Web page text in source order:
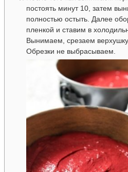
постоять минут 10, затем
полностью остыть. Далее
пленкой и ставим в
Вынимаем, срезаем
Обрезки не выбрасываем.